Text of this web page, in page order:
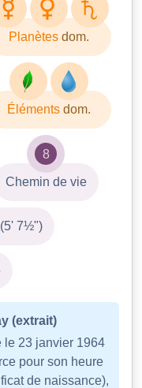
Planètes dom.
Éléments dom.
8
Chemin de vie
(5' 7½")
(extrait)
le 23 janvier 1964
pour son heure
de naissance),